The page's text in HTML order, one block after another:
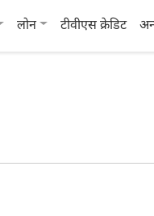
लोन टीवीएस क्रेडिट